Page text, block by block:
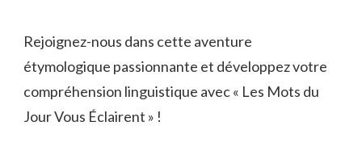
Rejoignez-nous dans cette aventure
⁢étymologique passionnante et⁢ développez votre
compréhension​ linguistique avec « Les Mots du
Jour Vous Éclairent » !